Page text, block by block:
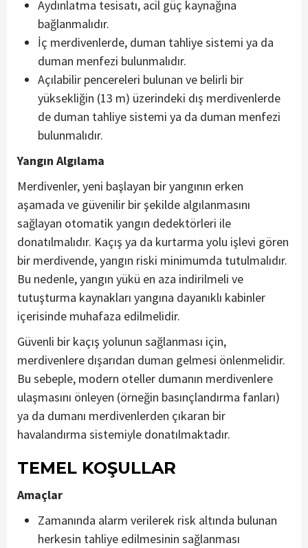
Aydınlatma tesisatı, acil güç kaynağına
bağlanmalıdır.
İç merdivenlerde, duman tahliye sistemi ya da
duman menfezi bulunmalıdır.
Açılabilir pencereleri bulunan ve belirli bir
yüksekliğin (13 m) üzerindeki dış merdivenlerde
de duman tahliye sistemi ya da duman menfezi
bulunmalıdır.
Yangın Algılama
Merdivenler, yeni başlayan bir yangının erken
aşamada ve güvenilir bir şekilde algılanmasını
sağlayan otomatik yangın dedektörleri ile
donatılmalıdır. Kaçış ya da kurtarma yolu işlevi gören
bir merdivende, yangın riski minimumda tutulmalıdır.
Bu nedenle, yangın yükü en aza indirilmeli ve
tutuşturma kaynakları yangına dayanıklı kabinler
içerisinde muhafaza edilmelidir.
Güvenli bir kaçış yolunun sağlanması için,
merdivenlere dışarıdan duman gelmesi önlenmelidir.
Bu sebeple, modern oteller dumanın merdivenlere
ulaşmasını önleyen (örneğin basınçlandırma fanları)
ya da dumanı merdivenlerden çıkaran bir
havalandırma sistemiyle donatılmaktadır.
TEMEL KOŞULLAR
Amaçlar
Zamanında alarm verilerek risk altında bulunan
herkesin tahliye edilmesinin sağlanması